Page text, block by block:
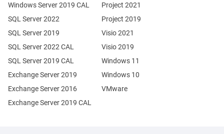
Exchange Server 2019
Exchange Server 2016
SQL Server 2022
SQL Server 2019
Windows Server 2019 CAL
SQL Server 2022 CAL
SQL Server 2019 CAL
Exchange Server 2019 CAL
Project 2021
Project 2019
Visio 2021
Visio 2019
Windows 11
Windows 10
VMware